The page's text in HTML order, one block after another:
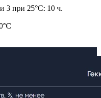
3 при 25°С: 10 ч.